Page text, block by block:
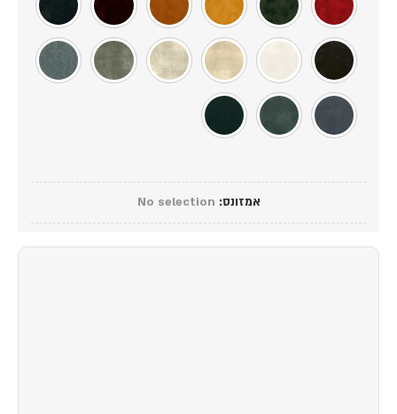
אמזונס:
No selection